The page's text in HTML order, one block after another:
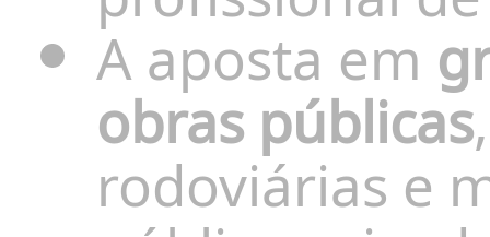
A aposta em
obras públicas
rodoviárias e